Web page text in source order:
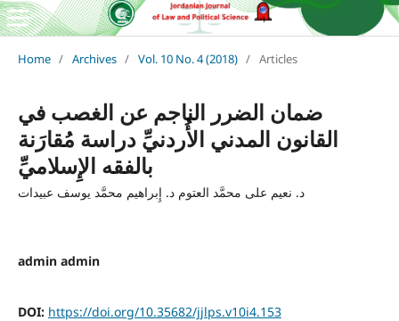
Home / Archives / Vol. 10 No. 4 (2018) / Articles
ضمان الضرر الناجم عن الغصب في
القانون المدني الأُردنيِّ دراسة مُقارَنة
بالفقه الإِسلاميِّ
د. نعيم على محمَّد العتوم د. إِبراهيم محمَّد يوسف عبيدات
admin admin
DOI: https://doi.org/10.35682/jjlps.v10i4.153